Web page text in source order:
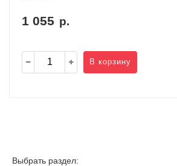
1 055 р.
В корзину
Выбрать раздел: